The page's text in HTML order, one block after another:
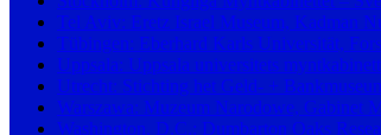
Tel Aviv: Eretz Israel Museum, Kadman
Tübingen: Eberhard Karls Universität,
Uppsala: Uppsala universitets myntkabinett
Utrecht: Stichting het Geld- +
Warszawa: Muzeum Narodowe, Gabinet
Washington, D.C.: Dumbarton Oaks